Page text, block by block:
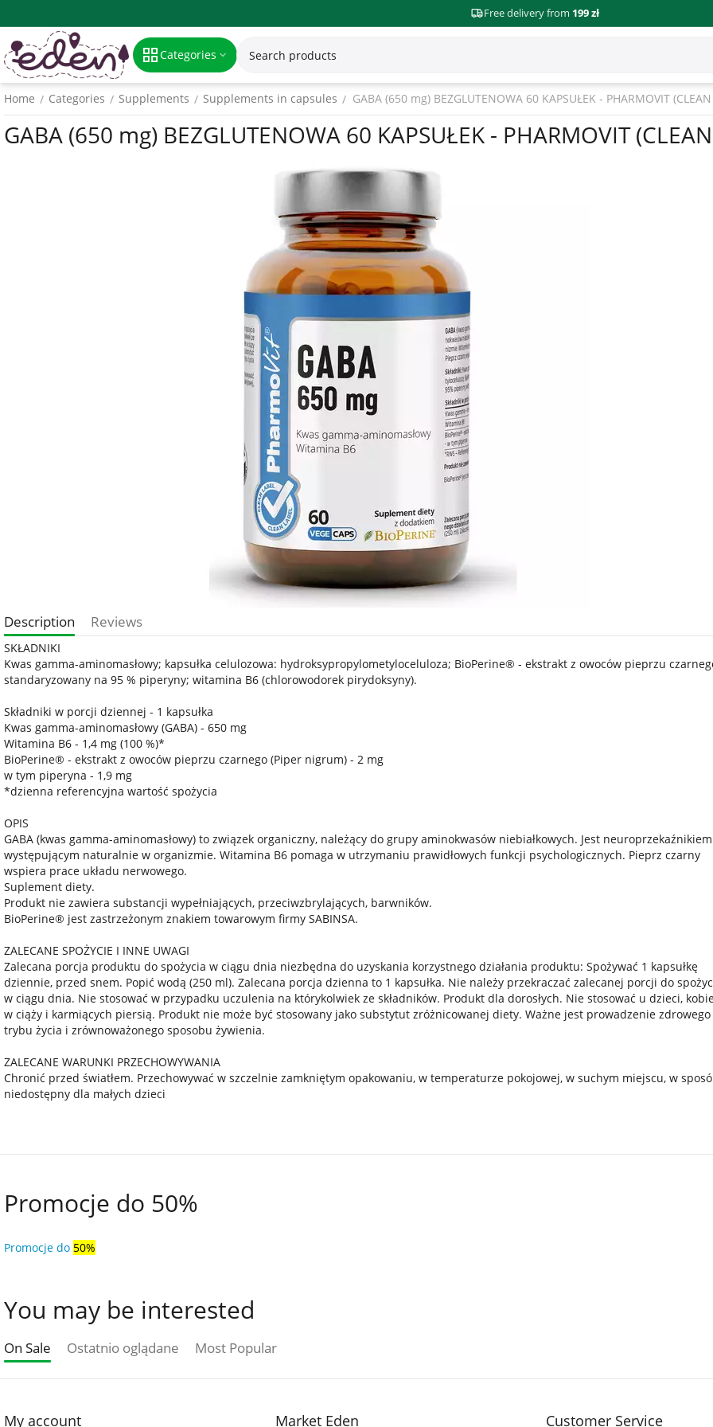
Free delivery from 199 zł
Categories
Home / Categories / Supplements / Supplements in capsules / GABA (650 mg) BEZGLUTENOWA 60 KAPSUŁEK - PHARMOVIT
GABA (650 mg) BEZGLUTENOWA 60 KAPSUŁEK - PHARMOVIT
Description Reviews
SKŁADNIKI
Kwas gamma-aminomasłowy; kapsułka celulozowa: hydroksypropylometyloceluloza; BioPerine® - ekstrakt z owoców pieprzu
standaryzowany na 95 % piperyny; witamina B6 (chlorowodorek pirydoksyny).
Składniki w porcji dziennej - 1 kapsułka
Kwas gamma-aminomasłowy (GABA) - 650 mg
Witamina B6 - 1,4 mg (100 %)*
BioPerine® - ekstrakt z owoców pieprzu czarnego (Piper nigrum) - 2 mg
w tym piperyna - 1,9 mg
*dzienna referencyjna wartość spożycia
OPIS
GABA (kwas gamma-aminomasłowy) to związek organiczny, należący do grupy aminokwasów niebiałkowych. Jest neuroprzekaźnikiem
występującym naturalnie w organizmie. Witamina B6 pomaga w utrzymaniu prawidłowych funkcji psychologicznych. Pieprz czarny
wspiera prace układu nerwowego.
Suplement diety.
Produkt nie zawiera substancji wypełniających, przeciwzbrylających, barwników.
BioPerine® jest zastrzeżonym znakiem towarowym firmy SABINSA.
ZALECANE SPOŻYCIE I INNE UWAGI
Zalecana porcja produktu do spożycia w ciągu dnia niezbędna do uzyskania korzystnego działania produktu: Spożywać 1 kapsułkę
dziennie, przed snem. Popić wodą (250 ml). Zalecana porcja dzienna to 1 kapsułka. Nie należy przekraczać zalecanej porcji do
w ciągu dnia. Nie stosować w przypadku uczulenia na którykolwiek ze składników. Produkt dla dorosłych. Nie stosować u dzieci,
w ciąży i karmiących piersią. Produkt nie może być stosowany jako substytut zróżnicowanej diety. Ważne jest prowadzenie zdrowego
trybu życia i zrównoważonego sposobu żywienia.
ZALECANE WARUNKI PRZECHOWYWANIA
Chronić przed światłem. Przechowywać w szczelnie zamkniętym opakowaniu, w temperaturze pokojowej, w suchym miejscu, w
niedostępny dla małych dzieci
Promocje do 50%
Promocje do 50%
You may be interested
On Sale Ostatnio oglądane Most Popular
My account Market Eden Customer Service